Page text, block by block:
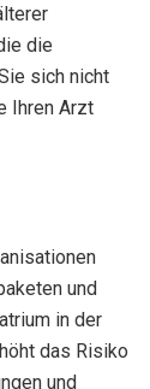
die
sich nicht
Ihren Arzt
und
in der
das Risiko
und